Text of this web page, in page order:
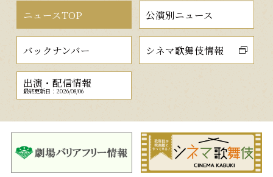
ニュースTOP 公演別ニュース
バックナンバー シネマ歌舞伎情報
出演・配信情報
最終更新日：2026/08/06